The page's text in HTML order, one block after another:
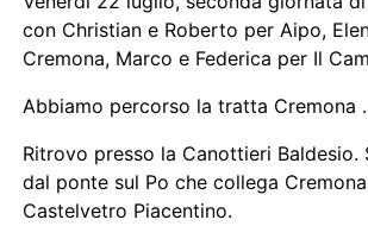
con Christian e Roberto per Aipo,
Cremona, Marco e Federica per Il
Abbiamo percorso la tratta Cremona
Ritrovo presso la Canottieri Baldesio.
dal ponte sul Po che collega
Castelvetro Piacentino.